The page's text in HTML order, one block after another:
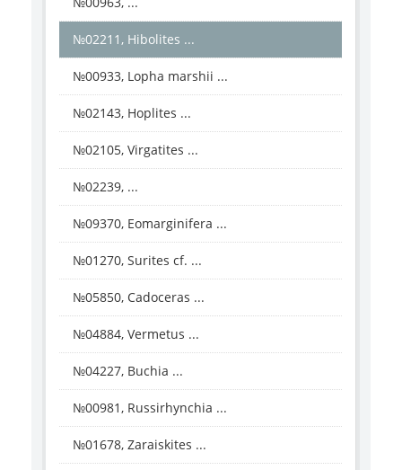
№02211, Hibolites ...
№00933, Lopha marshii ...
№02143, Hoplites ...
№02105, Virgatites ...
№02239, ...
№09370, Eomarginifera ...
№01270, Surites cf. ...
№05850, Cadoceras ...
№04884, Vermetus ...
№04227, Buchia ...
№00981, Russirhynchia ...
№01678, Zaraiskites ...